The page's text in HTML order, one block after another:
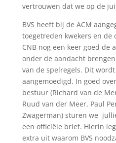
vertrouwen dat we op de
BVS heeft bij de ACM
toegetreden kwekers en
CNB nog een keer goed de
onder de aandacht
van de spelregels. Dit
aangemoedigd. In goed
bestuur (Richard van de
Ruud van der Meer, Paul
Zwagerman) sturen we
een officiële brief. Hierin
extra uit waarom BVS